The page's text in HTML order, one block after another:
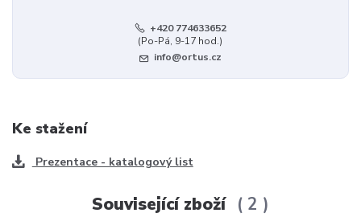
+420 774633652
(Po-Pá, 9-17 hod.)
info@ortus.cz
Ke stažení
Prezentace - katalogový list
Související zboží 2